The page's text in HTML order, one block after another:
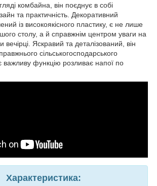
комбайна, він поєднує в собі
та практичність. Декоративний
із високоякісного пластику, є не лише
столу, а й справжнім центром уваги на
вечірці. Яскравий та деталізований, він
сільськогосподарського
важливу функцію розливає напої по
Характеристика: